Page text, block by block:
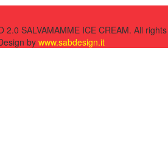
2.0 SALVAMAMME ICE CREAM. All rights
by www.sabdesign.it